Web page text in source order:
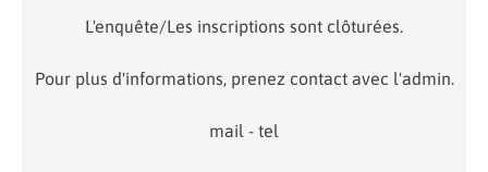
L'enquête/Les inscriptions sont clôturées.
Pour plus d'informations, prenez contact avec l'admin.
mail - tel